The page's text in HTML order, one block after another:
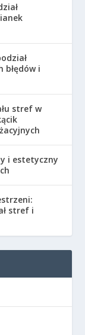
błędów i
stref w
i estetyczny
stref i